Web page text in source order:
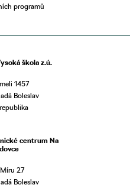
programů
škola z.ú.
1457
Boleslav
centrum Na
27
Boleslav